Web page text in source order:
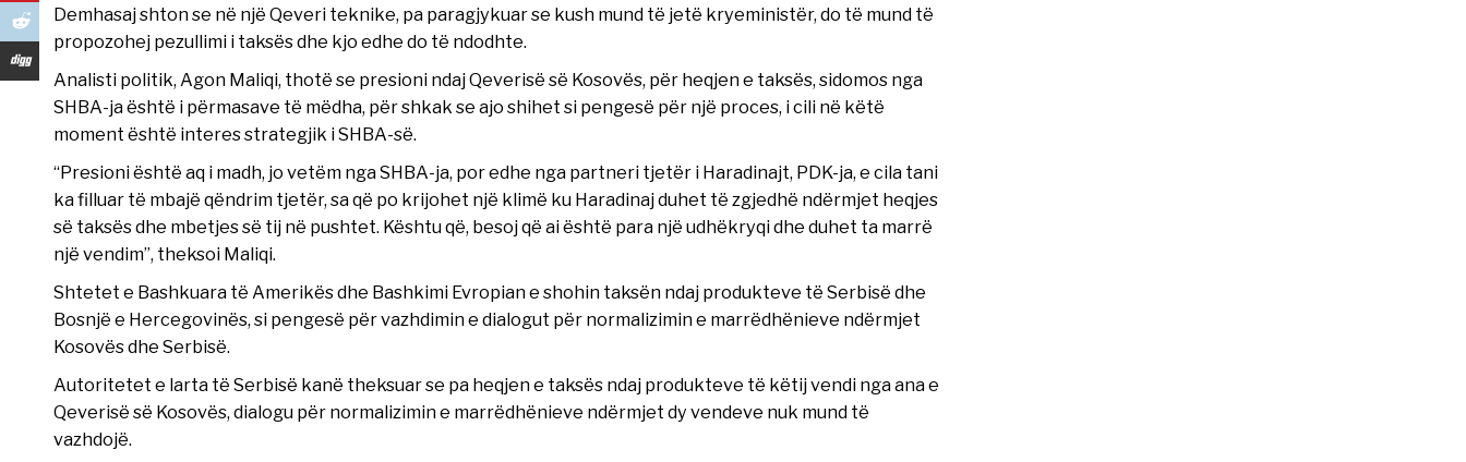
Demhasaj shton se në një Qeveri teknike, pa paragjykuar se kush mund të jetë kryeministër, do të mund të
propozohej pezullimi i taksës dhe kjo edhe do të ndodhte.
Analisti politik, Agon Maliqi, thotë se presioni ndaj Qeverisë së Kosovës, për heqjen e taksës, sidomos nga
SHBA-ja është i përmasave të mëdha, për shkak se ajo shihet si pengesë për një proces, i cili në këtë
moment është interes strategjik i SHBA-së.
“Presioni është aq i madh, jo vetëm nga SHBA-ja, por edhe nga partneri tjetër i Haradinajt, PDK-ja, e cila tani
ka filluar të mbajë qëndrim tjetër, sa që po krijohet një klimë ku Haradinaj duhet të zgjedhë ndërmjet heqjes
së taksës dhe mbetjes së tij në pushtet. Kështu që, besoj që ai është para një udhëkryqi dhe duhet ta marrë
një vendim”, theksoi Maliqi.
Shtetet e Bashkuara të Amerikës dhe Bashkimi Evropian e shohin taksën ndaj produkteve të Serbisë dhe
Bosnjë e Hercegovinës, si pengesë për vazhdimin e dialogut për normalizimin e marrëdhënieve ndërmjet
Kosovës dhe Serbisë.
Autoritetet e larta të Serbisë kanë theksuar se pa heqjen e taksës ndaj produkteve të këtij vendi nga ana e
Qeverisë së Kosovës, dialogu për normalizimin e marrëdhënieve ndërmjet dy vendeve nuk mund të
vazhdojë.